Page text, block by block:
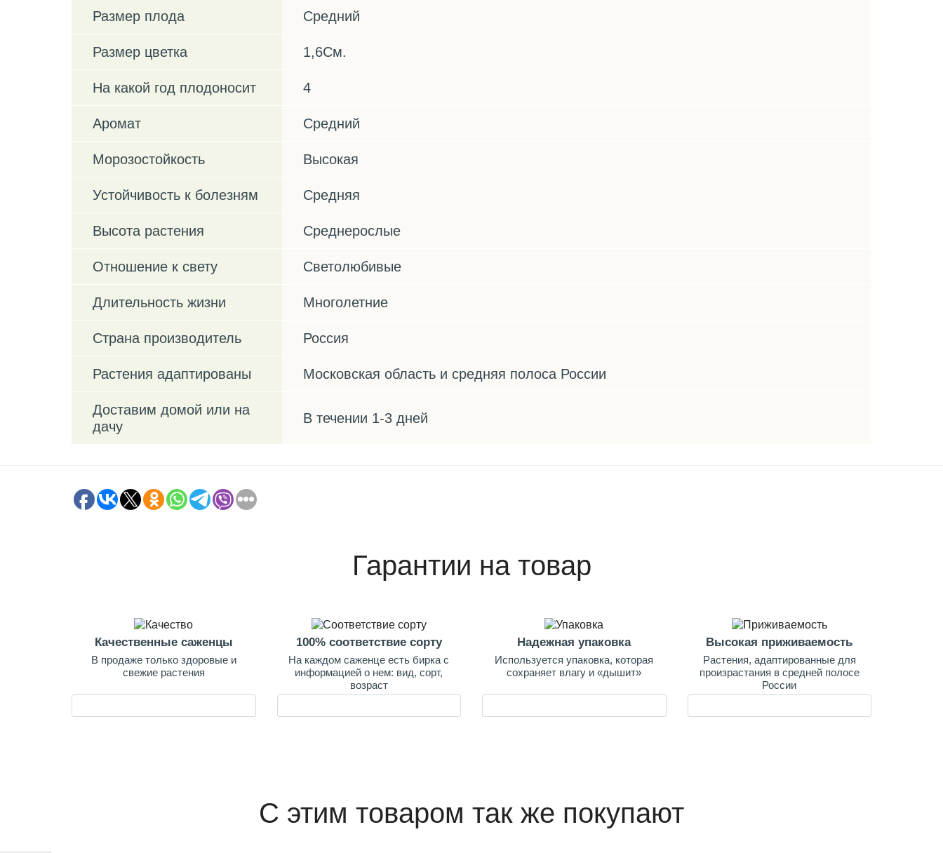
Размер плода Средний
Размер цветка 1,6См.
На какой год плодоносит 4
Аромат Средний
Морозостойкость Высокая
Устойчивость к болезням Средняя
Высота растения Среднерослые
Отношение к свету Светолюбивые
Длительность жизни Многолетние
Страна производитель Россия
Растения адаптированы Московская область и средняя полоса России
Доставим домой или на
дачу
В течении 1-3 дней
Гарантии на товар
Качественные саженцы
В продаже только здоровые и
свежие растения
100% соответствие сорту
На каждом саженце есть бирка с
информацией о нем: вид, сорт,
возраст
Надежная упаковка
Используется упаковка, которая
сохраняет влагу и «дышит»
Высокая приживаемость
Растения, адаптированные для
произрастания в средней полосе
России
С этим товаром так же покупают